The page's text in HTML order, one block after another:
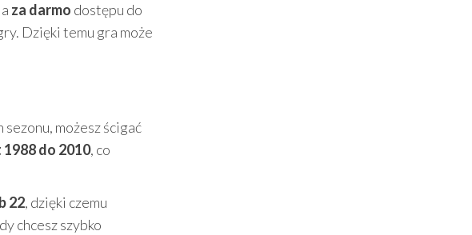
za darmo dostępu do
Dzięki temu gra może
możesz ścigać
do 2010, co
22, dzięki czemu
chcesz szybko